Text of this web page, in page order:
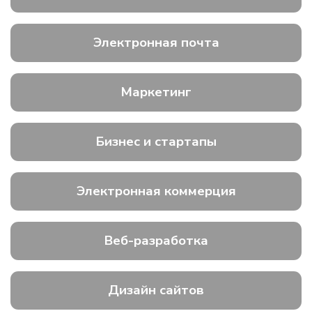
Электронная почта
Маркетинг
Бизнес и стартапы
Электронная коммерция
Веб-разработка
Дизайн сайтов